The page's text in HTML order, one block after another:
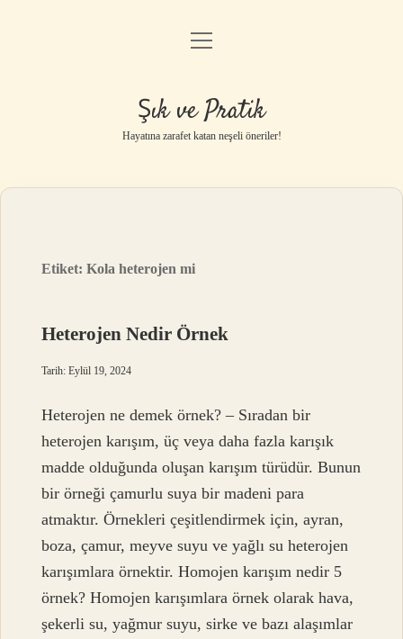
Anasayfa
Yasal Uyarı
menüyü
Şık ve Pratik
Hayatına zarafet katan neşeli öneriler!
Etiket:Kola heterojen mi
Heterojen Nedir Örnek
Tarih: Eylül 19, 2024
Heterojen ne demek örnek? – Sıradan bir
heterojen karışım, üç veya daha fazla karışık
madde olduğunda oluşan karışım türüdür. Bunun
bir örneği çamurlu suya bir madeni para
atmaktır. Örnekleri çeşitlendirmek için, ayran,
boza, çamur, meyve suyu ve yağlı su heterojen
karışımlara örnektir. Homojen karışım nedir 5
örnek? Homojen karışımlara örnek olarak hava,
şekerli su, yağmur suyu, sirke ve bazı alaşımlar